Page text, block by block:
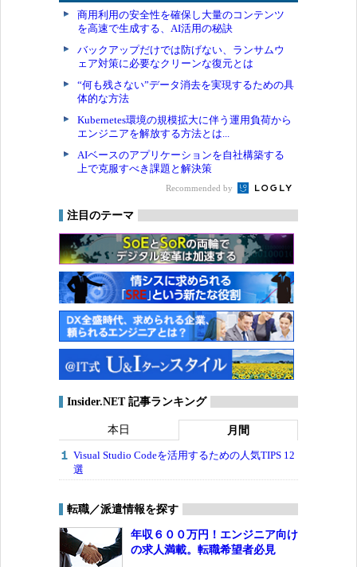
商用利用の安全性を確保し大量のコンテンツ
を高速で生成する、AI活用の秘訣
バックアップだけでは防げない、ランサムウ
ェア対策に必要なクリーンな復元とは
“何も残さない”データ消去を実現するための具
体的な方法
Kubernetes環境の規模拡大に伴う運用負荷から
エンジニアを解放する方法とは...
AIベースのアプリケーションを自社構築する
上で克服すべき課題と解決策
Recommended by
注目のテーマ
Insider.NET 記事ランキング
本日 月間
Visual Studio Codeを活用するための人気TIPS 12
選
転職／派遣情報を探す
年収６００万円！エンジニア向け
の求人満載。転職希望者必見